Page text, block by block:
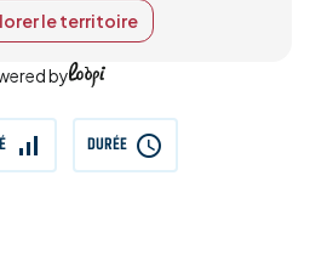
le territoire
by
DURÉE